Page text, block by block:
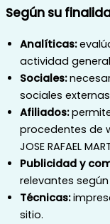
Según su
Analíticas:
actividad
Sociales:
sociales
Afiliados:
procedentes de
JOSE RAFAEL
Publicidad y
relevantes
Técnicas:
sitio.